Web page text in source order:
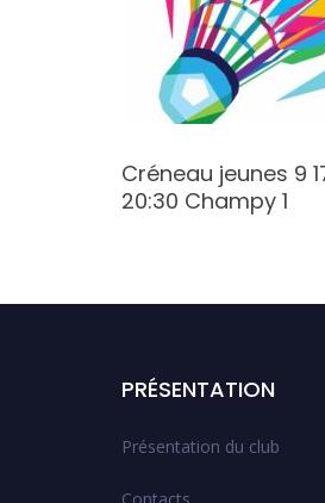
Créneau jeunes 9
20:30 Champy 1
PRÉSENTATION
Présentation du club